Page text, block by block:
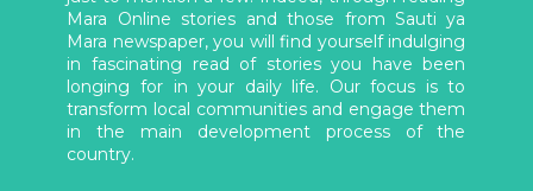
Mara Online stories and those from Sauti ya
Mara newspaper, you will find yourself indulging
in fascinating read of stories you have been
longing for in your daily life. Our focus is to
transform local communities and engage them
in the main development process of the
country.